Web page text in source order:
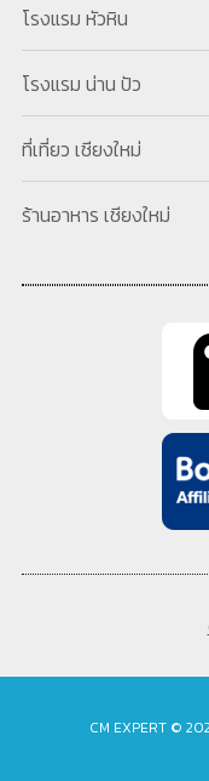
โรงแรม หัวหิน
โรงแรม น่าน ปัว
ที่เที่ยว เชียงใหม่
ร้านอาหาร เชียงใหม่
CM EXPERT ©